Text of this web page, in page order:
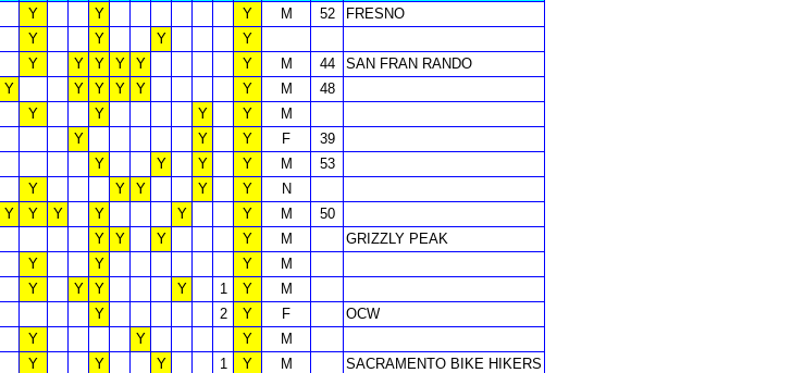
Y Y Y M 52
FRESNO
Y Y Y
Y
Y Y Y Y Y Y M 44
SAN FRAN RANDO
Y Y Y Y Y Y M
48
Y Y Y Y
M
Y Y Y F
39
Y Y Y Y M
53
Y Y Y Y Y
N
Y Y Y Y Y Y M
50
Y Y Y Y M
GRIZZLY PEAK
Y Y Y
M
Y Y Y Y 1 Y
M
Y 2 Y F
OCW
Y Y Y
M
Y Y Y 1 Y M
SACRAMENTO BIKE HIKERS